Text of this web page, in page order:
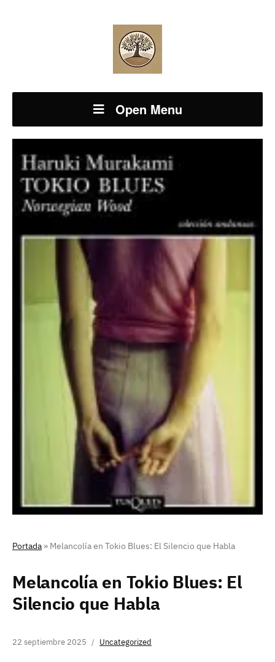
Open Menu
Portada » Melancolía en Tokio Blues: El Silencio que Habla
Melancolía en Tokio Blues: El
Silencio que Habla
22 septiembre 2025 Uncategorized